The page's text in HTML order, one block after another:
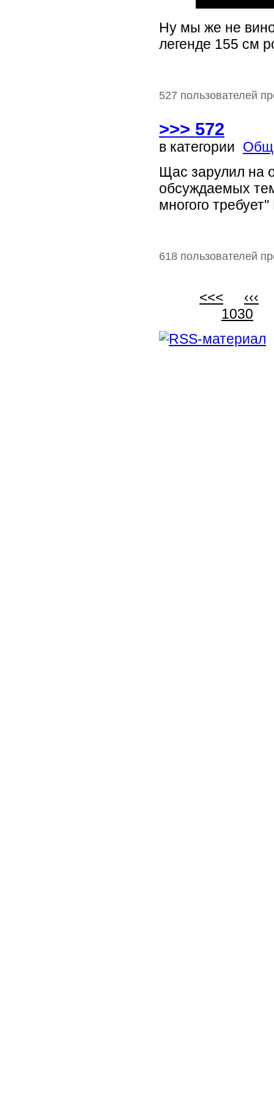
Ну мы же не
легенде 155 см
527 пользователей
>>> 572
в категории
Щас зарулил на
обсуждаемых
многого
618 пользователей
<<<
‹‹‹
1030